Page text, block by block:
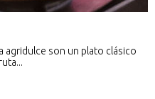
agridulce son un plato clásico